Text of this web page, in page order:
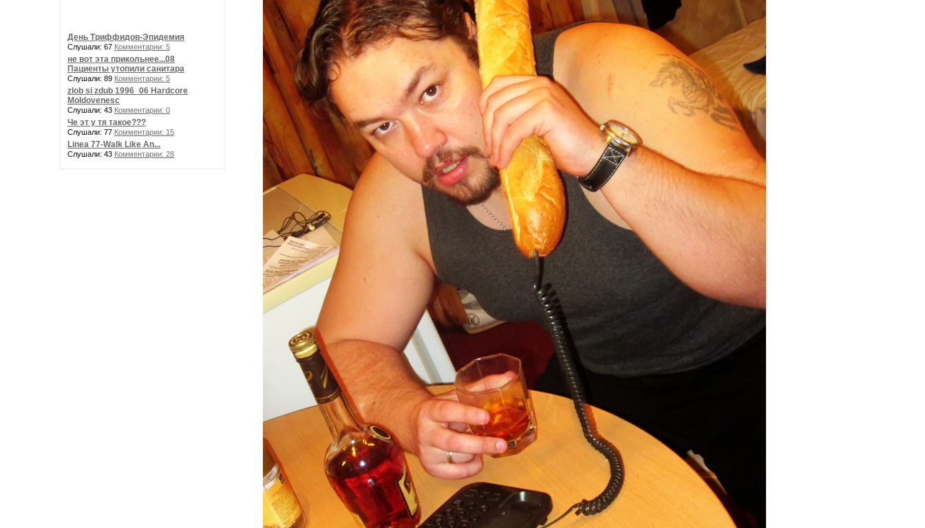
День Триффидов-Эпидемия
Слушали: 67 Комментарии: 5
не вот эта прикольнее...08
Пациенты утопили санитара
Слушали: 89 Комментарии: 5
zlob si zdub 1996_06 Hardcore
Moldovenesc
Слушали: 43 Комментарии: 0
Че эт у тя такое???
Слушали: 77 Комментарии: 15
Linea 77-Walk Like An...
Слушали: 43 Комментарии: 28